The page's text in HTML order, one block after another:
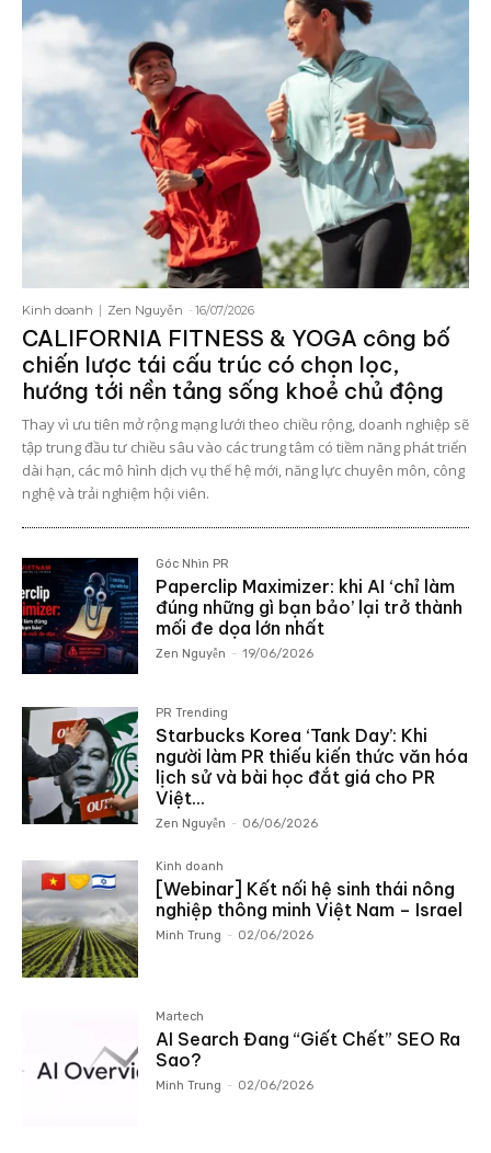
Kinh doanh Zen Nguyễn - 16/07/2026
CALIFORNIA FITNESS & YOGA công bố
chiến lược tái cấu trúc có chọn lọc,
hướng tới nền tảng sống khoẻ chủ động
Thay vì ưu tiên mở rộng mạng lưới theo chiều rộng, doanh nghiệp sẽ
tập trung đầu tư chiều sâu vào các trung tâm có tiềm năng phát triển
dài hạn, các mô hình dịch vụ thế hệ mới, năng lực chuyên môn, công
nghệ và trải nghiệm hội viên.
Góc Nhìn PR
Paperclip Maximizer: khi AI ‘chỉ làm
đúng những gì bạn bảo’ lại trở thành
mối đe dọa lớn nhất
Zen Nguyễn - 19/06/2026
PR Trending
Starbucks Korea ‘Tank Day’: Khi
người làm PR thiếu kiến thức văn hóa
lịch sử và bài học đắt giá cho PR
Việt...
Zen Nguyễn - 06/06/2026
Kinh doanh
[Webinar] Kết nối hệ sinh thái nông
nghiệp thông minh Việt Nam – Israel
Minh Trung - 02/06/2026
Martech
AI Search Đang “Giết Chết” SEO Ra
Sao?
Minh Trung - 02/06/2026